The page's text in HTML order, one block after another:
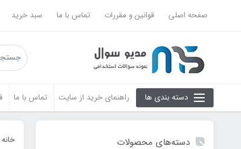
صفحه اصلی قوانین و مقررات تماس با ما سبد خرید
دسته بندی ها راهنمای خرید از سایت تماس با ما
دسته‌های محصولات خانه